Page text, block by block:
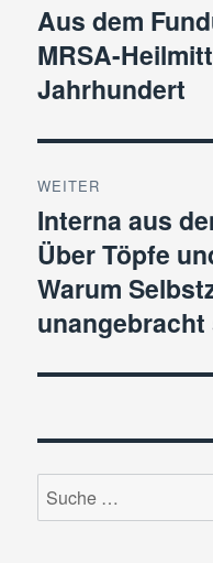
Vorheriger
Beitrag:
Aus dem
MRSA-
Jahrhundert
WEITER
Nächster
Beitrag:
Interna aus
Über Töpfe
Warum
unangebracht
Suche
nach: